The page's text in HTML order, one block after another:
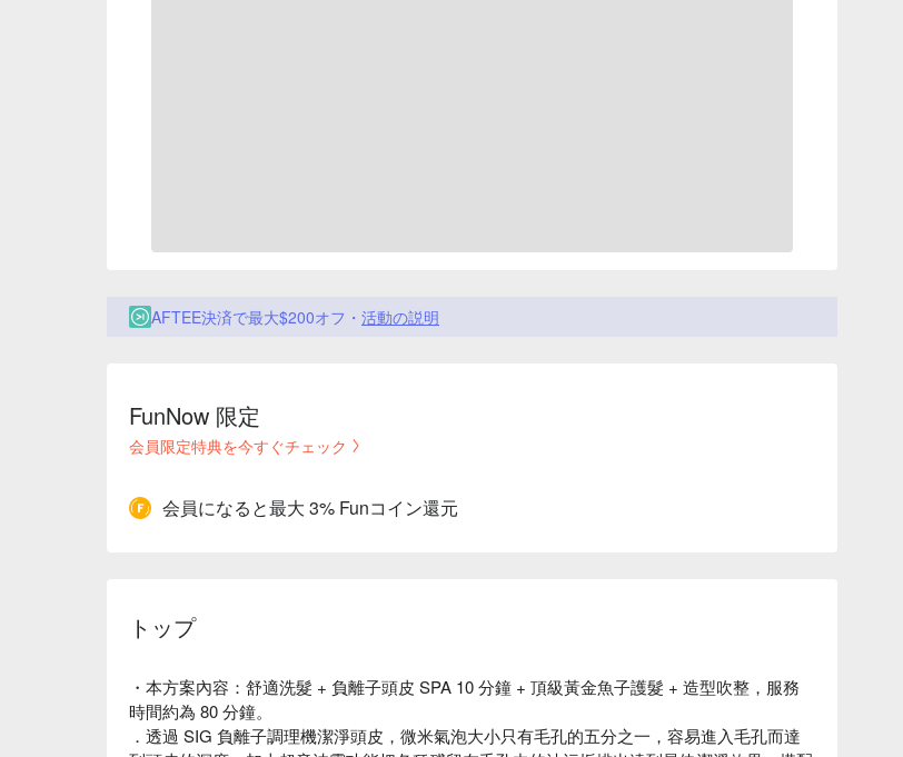
AFTEE決済で最大$200オフ・ 活動の説明
FunNow 限定
会員限定特典を今すぐチェック
会員になると最大 3% Funコイン還元
トップ
・本方案內容：舒適洗髮 + 負離子頭皮 SPA 10 分鐘 + 頂級黃金魚子護髮 + 造型吹整，服務
時間約為 80 分鐘。
．透過 SIG 負離子調理機潔淨頭皮，微米氣泡大小只有毛孔的五分之一，容易進入毛孔而達